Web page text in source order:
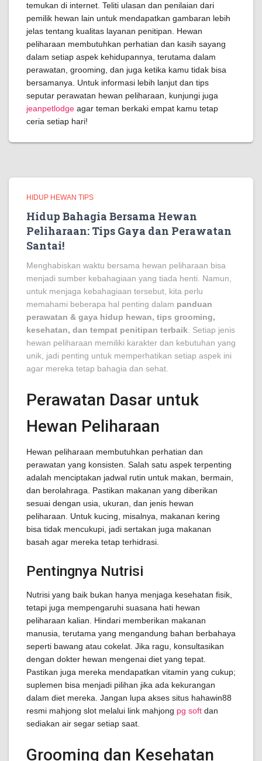
temukan di internet. Teliti ulasan dan penilaian dari
pemilik hewan lain untuk mendapatkan gambaran lebih
jelas tentang kualitas layanan penitipan. Hewan
peliharaan membutuhkan perhatian dan kasih sayang
dalam setiap aspek kehidupannya, terutama dalam
perawatan, grooming, dan juga ketika kamu tidak bisa
bersamanya. Untuk informasi lebih lanjut dan tips
seputar perawatan hewan peliharaan, kunjungi juga
jeanpetlodge agar teman berkaki empat kamu tetap
ceria setiap hari!
HIDUP HEWAN TIPS
Hidup Bahagia Bersama Hewan
Peliharaan: Tips Gaya dan Perawatan
Santai!
Menghabiskan waktu bersama hewan peliharaan bisa
menjadi sumber kebahagiaan yang tiada henti. Namun,
untuk menjaga kebahagiaan tersebut, kita perlu
memahami beberapa hal penting dalam panduan
perawatan & gaya hidup hewan, tips grooming,
kesehatan, dan tempat penitipan terbaik . Setiap jenis
hewan peliharaan memiliki karakter dan kebutuhan yang
unik, jadi penting untuk memperhatikan setiap aspek ini
agar mereka tetap bahagia dan sehat.
Perawatan Dasar untuk
Hewan Peliharaan
Hewan peliharaan membutuhkan perhatian dan
perawatan yang konsisten. Salah satu aspek terpenting
adalah menciptakan jadwal rutin untuk makan, bermain,
dan berolahraga. Pastikan makanan yang diberikan
sesuai dengan usia, ukuran, dan jenis hewan
peliharaan. Untuk kucing, misalnya, makanan kering
bisa tidak mencukupi, jadi sertakan juga makanan
basah agar mereka tetap terhidrasi.
Pentingnya Nutrisi
Nutrisi yang baik bukan hanya menjaga kesehatan fisik,
tetapi juga mempengaruhi suasana hati hewan
peliharaan kalian. Hindari memberikan makanan
manusia, terutama yang mengandung bahan berbahaya
seperti bawang atau cokelat. Jika ragu, konsultasikan
dengan dokter hewan mengenai diet yang tepat.
Pastikan juga mereka mendapatkan vitamin yang cukup;
suplemen bisa menjadi pilihan jika ada kekurangan
dalam diet mereka. Jangan lupa akses situs hahawin88
resmi mahjong slot melalui link mahjong pg soft dan
sediakan air segar setiap saat.
Grooming dan Kesehatan